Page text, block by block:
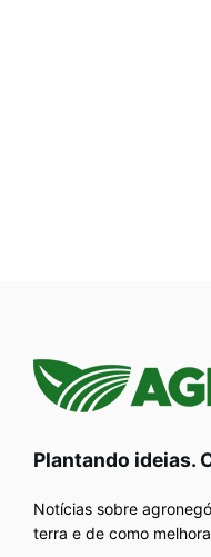
Plantando ideias.
Notícias sobre
terra e de como